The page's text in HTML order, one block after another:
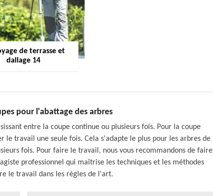
de terrasse et
dallage 14
pour l'abattage des arbres
entre la coupe continue ou plusieurs fois. Pour la coupe
le travail une seule fois. Cela s'adapte le plus pour les arbres de
fois. Pour faire le travail, nous vous recommandons de faire
professionnel qui maîtrise les techniques et les méthodes
le travail dans les règles de l'art.